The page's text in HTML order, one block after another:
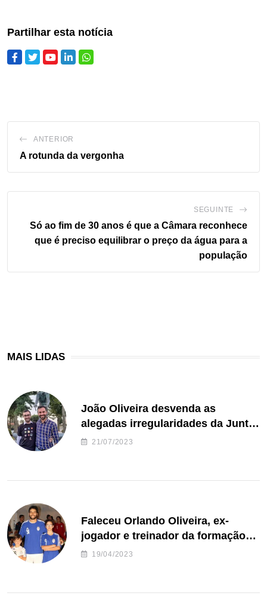
Partilhar esta notícia
ANTERIOR
A rotunda da vergonha
SEGUINTE
Só ao fim de 30 anos é que a Câmara reconhece
que é preciso equilibrar o preço da água para a
população
MAIS LIDAS
João Oliveira desvenda as
alegadas irregularidades da Junta
de Freguesia S. João de Ver
21/07/2023
Faleceu Orlando Oliveira, ex-
jogador e treinador da formação
de andebol do Feirense
19/04/2023